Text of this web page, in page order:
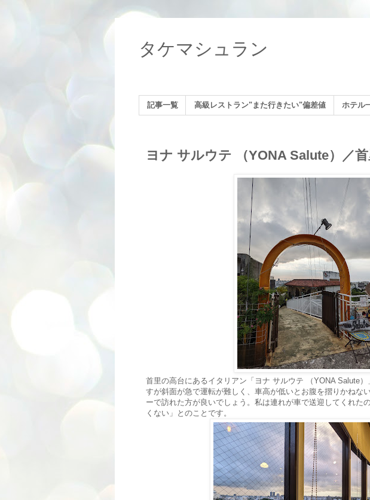
タケマシュラン
記事一覧 高級レストラン"また行きたい"偏差値 ホテル
ヨナ サルウテ （YONA Salute）／首
首里の高台にあるイタリアン「ヨナ サルウテ （YONA Salute
すが斜面が急で運転が難しく、車高が低いとお腹を摺りかねな
ーで訪れた方が良いでしょう。私は連れが車で送迎してくれた
くない」とのことです。